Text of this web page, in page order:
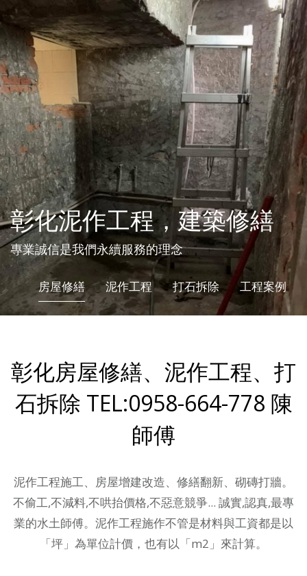
彰化泥作工程，建築修繕
專業誠信是我們永續服務的理念
房屋修繕 泥作工程 打石拆除 工程案例
彰化房屋修繕、泥作工程、打
石拆除 TEL:0958-664-778 陳
師傅
泥作工程施工、房屋增建改造、修繕翻新、砌磚打牆。
不偷工,不減料,不哄抬價格,不惡意競爭... 誠實,認真,最專
業的水土師傅。泥作工程施作不管是材料與工資都是以
「坪」為單位計價，也有以「m2」來計算。